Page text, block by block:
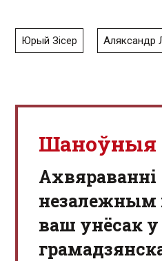
Юрый Зісер Аляксандр
Шаноўныя
Aхвяраванні
ваш унёсак